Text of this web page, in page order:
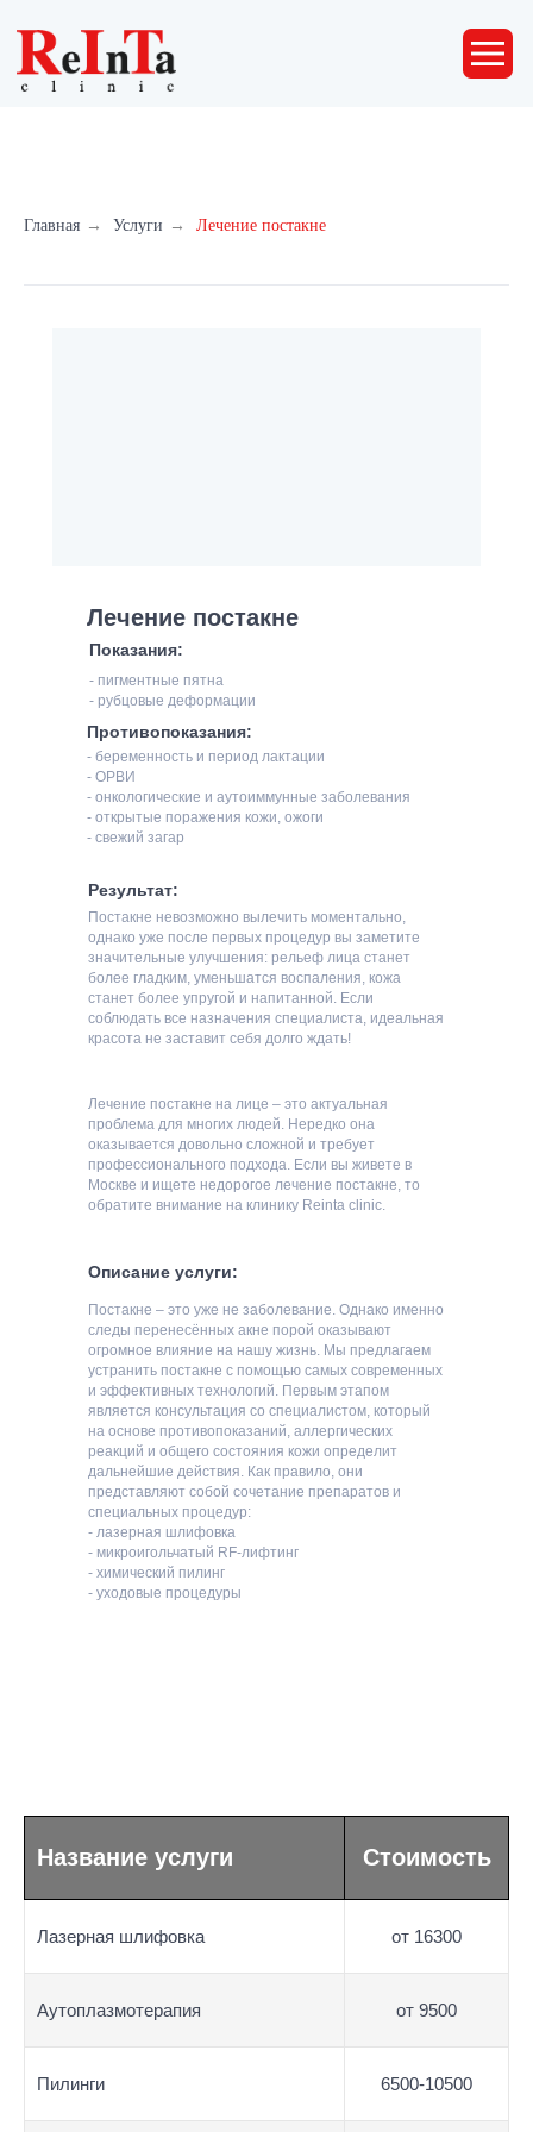
Главная → Услуги → Лечение постакне
Лечение постакне
Показания:
- пигментные пятна
- рубцовые деформации
Противопоказания:
- беременность и период лактации
- ОРВИ
- онкологические и аутоиммунные заболевания
- открытые поражения кожи, ожоги
- свежий загар
Результат:
Постакне невозможно вылечить моментально,
однако уже после первых процедур вы заметите
значительные улучшения: рельеф лица станет
более гладким, уменьшатся воспаления, кожа
станет более упругой и напитанной. Если
соблюдать все назначения специалиста, идеальная
красота не заставит себя долго ждать!
Описание услуги:
Постакне – это уже не заболевание. Однако именно
следы перенесённых акне порой оказывают
огромное влияние на нашу жизнь. Мы предлагаем
устранить постакне с помощью самых современных
и эффективных технологий. Первым этапом
является консультация со специалистом, который
на основе противопоказаний, аллергических
реакций и общего состояния кожи определит
дальнейшие действия. Как правило, они
представляют собой сочетание препаратов и
специальных процедур:
- лазерная шлифовка
- микроигольчатый RF-лифтинг
- химический пилинг
- уходовые процедуры
Лечение постакне на лице – это актуальная
проблема для многих людей. Нередко она
оказывается довольно сложной и требует
профессионального подхода. Если вы живете в
Москве и ищете недорогое лечение постакне, то
обратите внимание на клинику Reinta clinic.
Название услуги Стоимость
Лазерная шлифовка от 16300
Аутоплазмотерапия от 9500
Пилинги 6500-10500